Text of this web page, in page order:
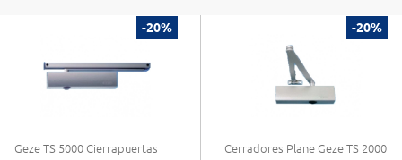
-20%
Geze TS 5000 Cierrapuertas
-20%
Cerradores Plane Geze TS 2000